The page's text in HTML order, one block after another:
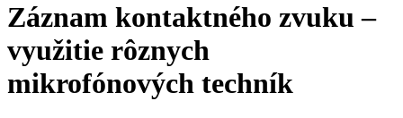
Záznam kontaktného zvuku –
využitie rôznych
mikrofónových techník